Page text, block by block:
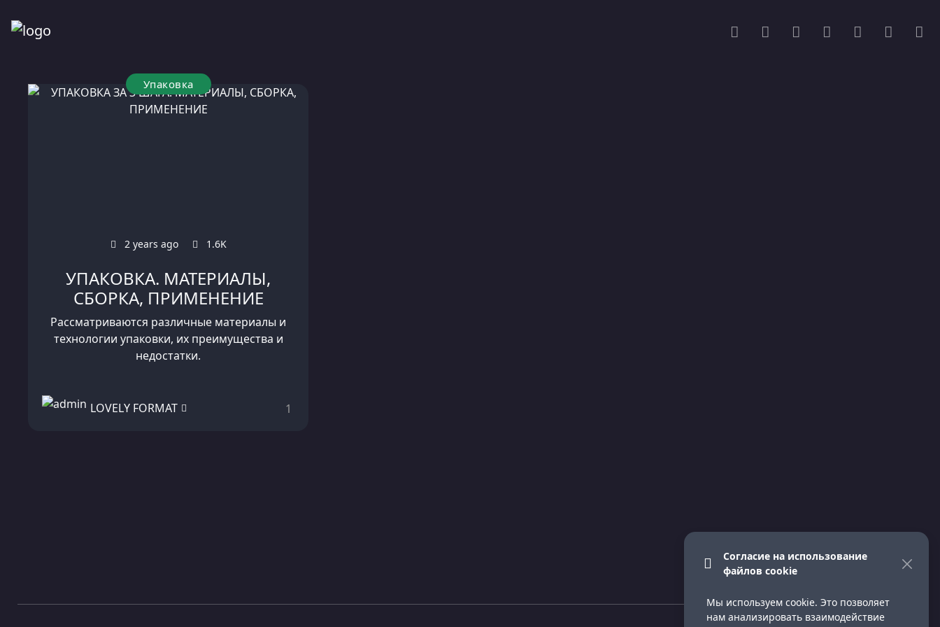
Упаковка
2 years ago 1.6K
УПАКОВКА. МАТЕРИАЛЫ,
СБОРКА, ПРИМЕНЕНИЕ
Рассматриваются различные материалы и
технологии упаковки, их преимущества и
недостатки.
LOVELY FORMAT 1
Согласие на использование
файлов cookie
Мы используем cookie. Это позволяет
нам анализировать взаимодействие